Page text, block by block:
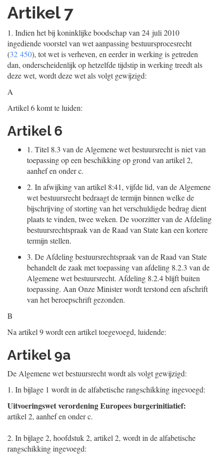
Artikel 7
1. Indien het bij koninklijke boodschap van 24 juli 2010
ingediende voorstel van wet aanpassing bestuursprocesrecht
(32 450), tot wet is verheven, en eerder in werking is getreden
dan, onderscheidenlijk op hetzelfde tijdstip in werking treedt als
deze wet, wordt deze wet als volgt gewijzigd:
A
Artikel 6 komt te luiden:
Artikel 6
1. Titel 8.3 van de Algemene wet bestuursrecht is niet van
toepassing op een beschikking op grond van artikel 2,
aanhef en onder c.
2. In afwijking van artikel 8:41, vijfde lid, van de Algemene
wet bestuursrecht bedraagt de termijn binnen welke de
bijschrijving of storting van het verschuldigde bedrag dient
plaats te vinden, twee weken. De voorzitter van de Afdeling
bestuursrechtspraak van de Raad van State kan een kortere
termijn stellen.
3. De Afdeling bestuursrechtspraak van de Raad van State
behandelt de zaak met toepassing van afdeling 8.2.3 van de
Algemene wet bestuursrecht. Afdeling 8.2.4 blijft buiten
toepassing. Aan Onze Minister wordt terstond een afschrift
van het beroepschrift gezonden.
B
Na artikel 9 wordt een artikel toegevoegd, luidende:
Artikel 9a
De Algemene wet bestuursrecht wordt als volgt gewijzigd:
1. In bijlage 1 wordt in de alfabetische rangschikking ingevoegd:
Uitvoeringswet verordening Europees burgerinitiatief:
artikel 2, aanhef en onder c.
2. In bijlage 2, hoofdstuk 2, artikel 2, wordt in de alfabetische
rangschikking ingevoegd: